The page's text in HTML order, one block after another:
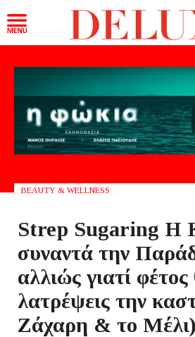
BEAUTY & WELLNESS
Strep Sugaring Η
συναντά την
αλλιώς γιατί
λατρέψεις την
Ζάχαρη & το Μέλι)